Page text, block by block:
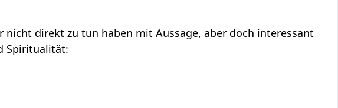
tun haben mit Aussage‏‎, aber doch interessant
Spiritualität: